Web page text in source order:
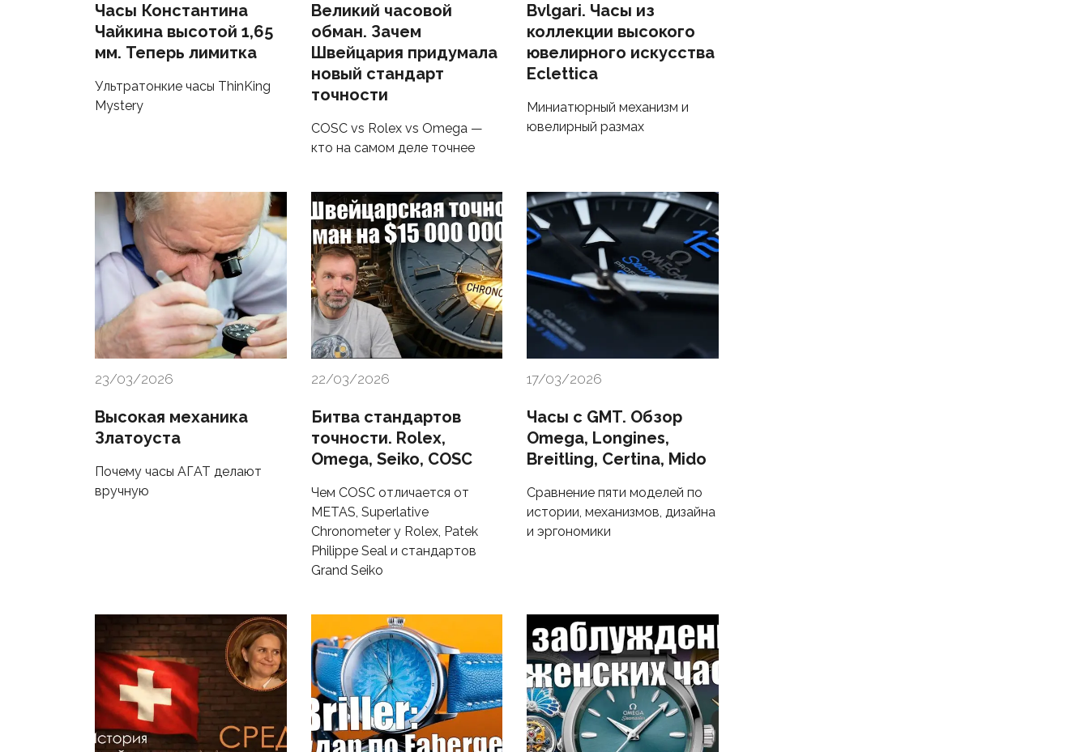
Часы Константина
Чайкина высотой 1,65
мм. Теперь лимитка
Ультратонкие часы ThinKing
Mystery
Великий часовой
обман. Зачем
Швейцария придумала
новый стандарт
точности
COSC vs Rolex vs Omega —
кто на самом деле точнее
Bvlgari. Часы из
коллекции высокого
ювелирного искусства
Eclettica
Миниатюрный механизм и
ювелирный размах
23/03/2026
Высокая механика
Златоуста
Почему часы АГАТ делают
вручную
22/03/2026
Битва стандартов
точности. Rolex,
Omega, Seiko, COSC
Чем COSC отличается от
METAS, Superlative
Chronometer у Rolex, Patek
Philippe Seal и стандартов
Grand Seiko
17/03/2026
Часы с GMT. Обзор
Omega, Longines,
Breitling, Certina, Mido
Сравнение пяти моделей по
истории, механизмов, дизайна
и эргономики